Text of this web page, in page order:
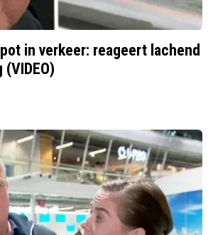
in verkeer: reageert lachend